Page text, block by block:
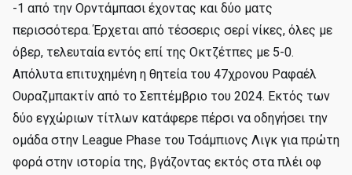
-1 από την Ορντάμπασι έχοντας και δύο ματς
περισσότερα. Έρχεται από τέσσερις σερί νίκες, όλες με
όβερ, τελευταία εντός επί της Οκτζέτπες με 5-0.
Απόλυτα επιτυχημένη η θητεία του 47χρονου Ραφαέλ
Ουραζμπακτίν από το Σεπτέμβριο του 2024. Εκτός των
δύο εγχώριων τίτλων κατάφερε πέρσι να οδηγήσει την
ομάδα στην League Phase του Τσάμπιονς Λιγκ για πρώτη
φορά στην ιστορία της, βγάζοντας εκτός στα πλέι οφ